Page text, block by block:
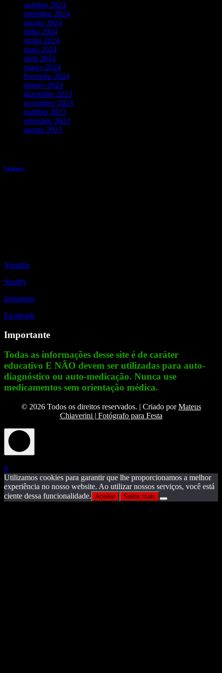
outubro 2024
setembro 2024
agosto 2024
julho 2024
junho 2024
maio 2024
abril 2024
março 2024
fevereiro 2024
janeiro 2024
dezembro 2023
novembro 2023
outubro 2023
setembro 2023
agosto 2023
Contato
Youtube
Spotify
Instagram
Facebook
Importante
Todas as informações desse site é de caráter
educativo E NÃO devem ser utilizadas para auto-
diagnóstico ou auto-medicação. Nunca use
medicamentos sem orientação médica.
© 2026 Todos os direitos reservados. | Criado porMateus
Chiaverini | Fotógrafo para Festa
0
Utilizamos cookies para garantir que lhe proporcionamos a melhor
experiência no nosso website. Ao utilizar nossos serviços, você está
ciente dessa funcionalidade. Aceitar Saiba mais